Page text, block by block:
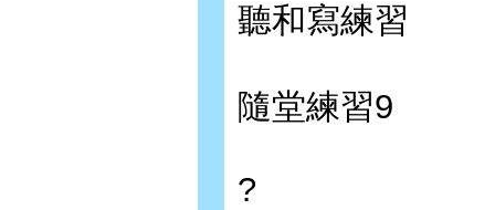
聽和寫練習
隨堂練習9
?